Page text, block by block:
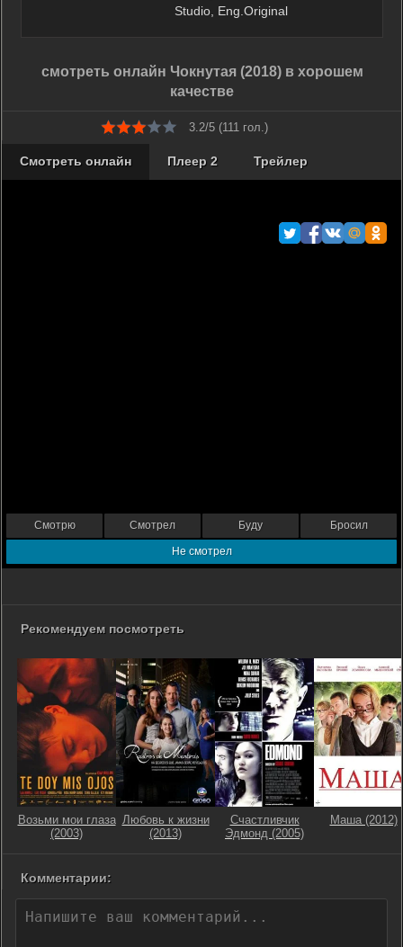
Studio, Eng.Original
смотреть онлайн Чокнутая (2018) в хорошем
качестве
3.2/5 (111гол.)
Смотреть онлайн Плеер 2 Трейлер
Смотрю Смотрел Буду Бросил
Не смотрел
Рекомендуем посмотреть
Возьми мои глаза
(2003)
Любовь к жизни
(2013)
Счастливчик
Эдмонд (2005)
Маша (2012)
Комментарии: